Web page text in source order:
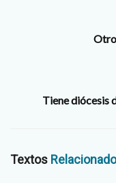
Otro
Tiene diócesis
Textos